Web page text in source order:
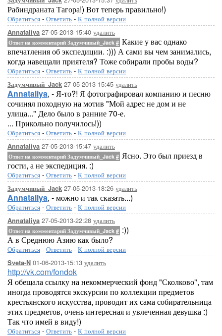
Рабиндраната Тагора!) Вот теперь правильно!)
Обратиться - Ответить - К полной версии
Annataliya 27-05-2013-15:40 удалить
Ответ на комментарий Задумчивый_Jack # Какие у вас однако
впечатления об экспедиции. :))) А сами вы чем занимались,
когда навещали приятеля? Тоже собирали пробы воды?
Обратиться - Ответить - К полной версии
Задумчивый_Jack 27-05-2013-15:45 удалить
Annataliya, - Я-то?! Я фотографировал компанию и песню
сочинял походную на мотив "Мой адрес не дом и не
улица..." Дело было в ранние 70-е.
... Прикольно получилось!))
Обратиться - Ответить - К полной версии
Annataliya 27-05-2013-15:47 удалить
Ответ на комментарий Задумчивый_Jack # Ясно. Это был приезд в
гости, а не экспедиция. :)
Обратиться - Ответить - К полной версии
Задумчивый_Jack 27-05-2013-18:26 удалить
Annataliya, - можно и так сказать...)
Обратиться - Ответить - К полной версии
Annataliya 27-05-2013-22:28 удалить
Ответ на комментарий Задумчивый_Jack # :))
А в Среднюю Азию как было?
Обратиться - Ответить - К полной версии
Sveta-N 01-06-2013-15:13 удалить
http://vk.com/fondok
Я обещала ссылку на некоммерческий фонд "Сколково", там
иногда проводятся экскурсии по коллекции предметов
крестьянского искусства, проводит их сама собирательница
этих предметов, очень интересная и увлеченная девушка :)
Так что имей в виду!)
Обратиться - Ответить - К полной версии